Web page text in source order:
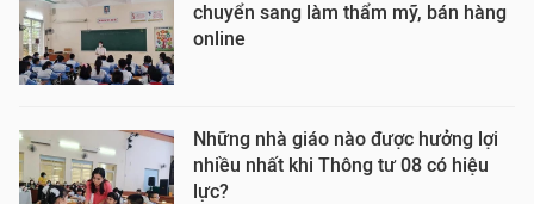
chuyển sang làm thẩm mỹ, bán hàng
online
Những nhà giáo nào được hưởng lợi
nhiều nhất khi Thông tư 08 có hiệu
lực?